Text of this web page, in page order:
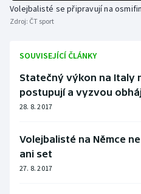
Plavání
Rychlobruslení
Short track
Volejbalisté se připravují na
Zdroj: ČT sport
SOUVISEJÍCÍ ČLÁNKY
Statečný výkon na Italy
postupují a vyzvou
28. 8. 2017
Volejbalisté na Němce
ani set
27. 8. 2017